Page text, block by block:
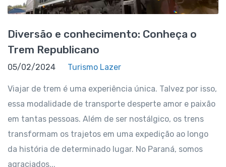
Diversão e conhecimento: Conheça o
Trem Republicano
05/02/2024 Turismo Lazer
Viajar de trem é uma experiência única. Talvez por isso,
essa modalidade de transporte desperte amor e paixão
em tantas pessoas. Além de ser nostálgico, os trens
transformam os trajetos em uma expedição ao longo
da história de determinado lugar. No Paraná, somos
agraciados...